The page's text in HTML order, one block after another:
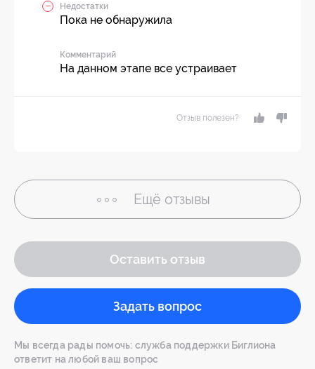
Недостатки
Пока не обнаружила
Комментарий
На данном этапе все устраивает
Отзыв полезен?
Ещё отзывы
Оставить отзыв
Задать вопрос
Мы всегда рады помочь: служба поддержки Биглиона
ответит на любой ваш вопрос